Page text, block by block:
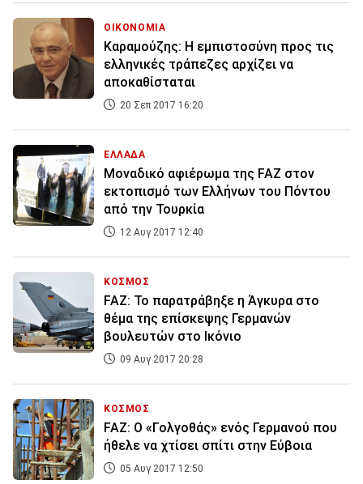
ΟΙΚΟΝΟΜΙΑ
Καραμούζης: Η εμπιστοσύνη προς τις
ελληνικές τράπεζες αρχίζει να
αποκαθίσταται
20 Σεπ 2017 16:20
ΕΛΛΑΔΑ
Μοναδικό αφιέρωμα της FAZ στον
εκτοπισμό των Ελλήνων του Πόντου
από την Τουρκία
12 Αυγ 2017 12:40
ΚΟΣΜΟΣ
FAZ: To παρατράβηξε η Άγκυρα στο
θέμα της επίσκεψης Γερμανών
βουλευτών στο Ικόνιο
09 Αυγ 2017 20:28
ΚΟΣΜΟΣ
FAZ: Ο «Γολγοθάς» ενός Γερμανού που
ήθελε να χτίσει σπίτι στην Εύβοια
05 Αυγ 2017 12:50